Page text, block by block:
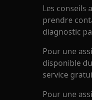
Les conseils
prendre
diagnostic
Pour une
disponible du
service
Pour une